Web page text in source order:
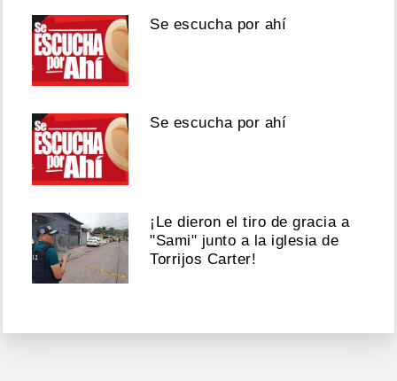
Se escucha por ahí
Se escucha por ahí
¡Le dieron el tiro de gracia a
"Sami" junto a la iglesia de
Torrijos Carter!